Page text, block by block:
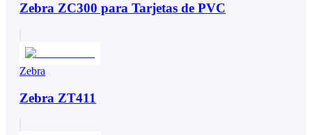
Zebra ZC300 para Tarjetas de PVC
Zebra
Zebra ZT411